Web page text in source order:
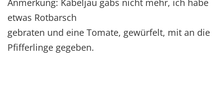
etwas Rotbarsch
gebraten und eine Tomate, gewürfelt, mit an die
Pfifferlinge gegeben.